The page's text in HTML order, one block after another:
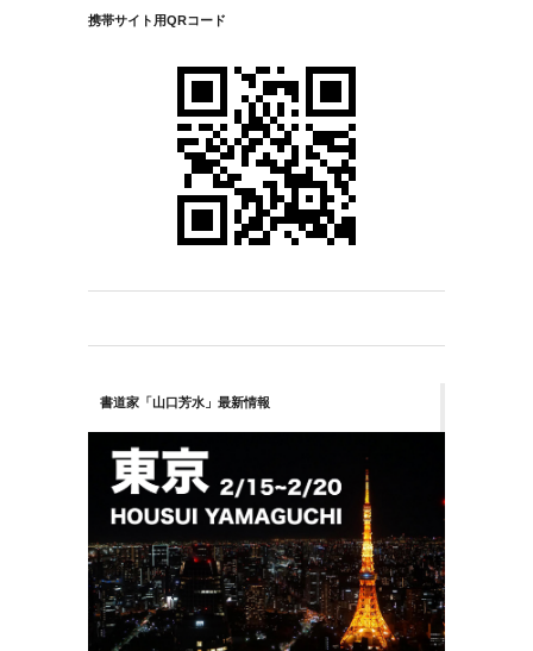
携帯サイト用QRコード
書道家「山口芳水」最新情報